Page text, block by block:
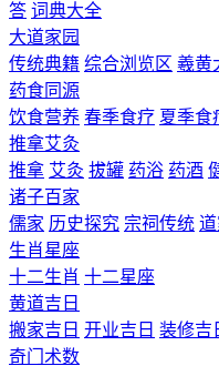
答 词典大全
大道家园
传统典籍 综合浏览区 羲黄
药食同源
饮食营养 春季食疗 夏季食
推拿艾灸
推拿 艾灸 拔罐 药浴 药酒
诸子百家
儒家 历史探究 宗祠传统
生肖星座
十二生肖 十二星座
黄道吉日
搬家吉日 开业吉日 装修吉
奇门术数